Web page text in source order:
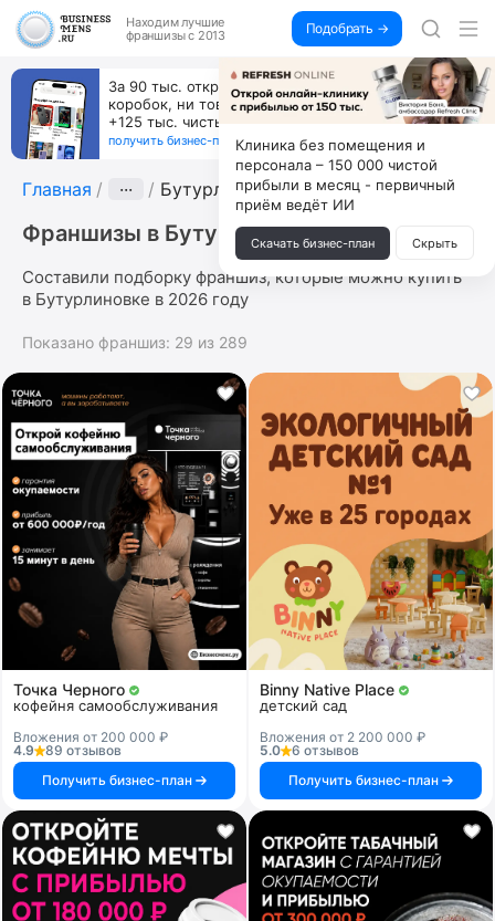
Находим лучшие
франшизы с 2013
Подобрать →
ИИ, вы можете
по 500 тыс. каждый
Открой студию,
а делают массаж
получи 4.5 млн
получить бизнес-план ↓
Главная ··· Бутурлиновка
Франшизы в Бутурлиновке
Составили подборку франшиз, которые можно купить
в Бутурлиновке в 2026 году
Показано франшиз: 29 из 289
Точка Черного
кофейня самообслуживания
Вложения от 200 000 ₽
4.9
89 отзывов
Получить бизнес-план
Binny Native Place
детский сад
Вложения от 2 200 000 ₽
5.0
6 отзывов
Получить бизнес-план
Клиника без помещения и
персонала – 150 000 чистой
прибыли в месяц - первичный
приём ведёт ИИ
Скачать бизнес-план Скрыть